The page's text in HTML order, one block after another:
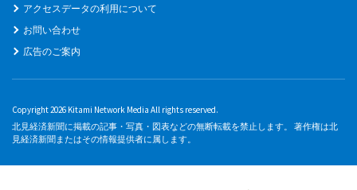
アクセスデータの利用について
お問い合わせ
広告のご案内
Copyright 2026 Kitami Network Media All rights reserved.
北見経済新聞に掲載の記事・写真・図表などの無断転載を禁止します。 著作権は北
見経済新聞またはその情報提供者に属します。